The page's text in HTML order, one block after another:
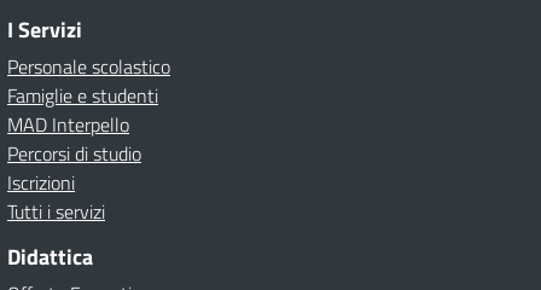
I Servizi
Personale scolastico
Famiglie e studenti
MAD Interpello
Percorsi di studio
Iscrizioni
Tutti i servizi
Didattica